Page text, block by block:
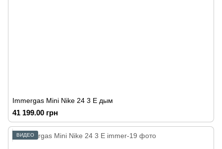
Immergas Mini Nike 24 3 E дым
41 199.00 грн
ВИДЕО